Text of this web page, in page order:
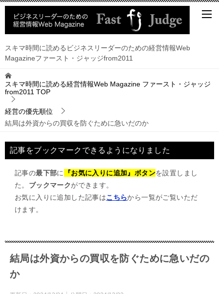
スキマ時間に読めるビジネスリーダーのための経営情報Web
Magazineファースト・ジャッジfrom2011
スキマ時間に読める経営情報Web Magazine ファースト・ジャッジ
from2011 TOP
経営の優先順位
結局は外資からの買収を防ぐために急いだのか
記事をブックマークできるようになりました
記事の最下部に 『お気に入りに追加』ボタンを設置しまし
た。 ブックマークができます。
お気に入りに追加した記事はこちらから一覧がご覧いただ
けます。
結局は外資からの買収を防ぐために急いだの
か